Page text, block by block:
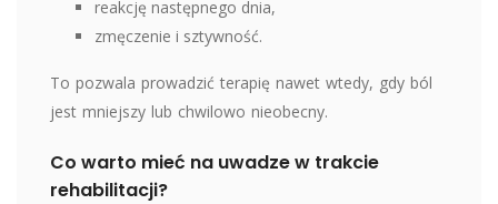
reakcję następnego dnia,
zmęczenie i sztywność.
To pozwala prowadzić terapię nawet wtedy, gdy ból
jest mniejszy lub chwilowo nieobecny.
Co warto mieć na uwadze w trakcie
rehabilitacji?